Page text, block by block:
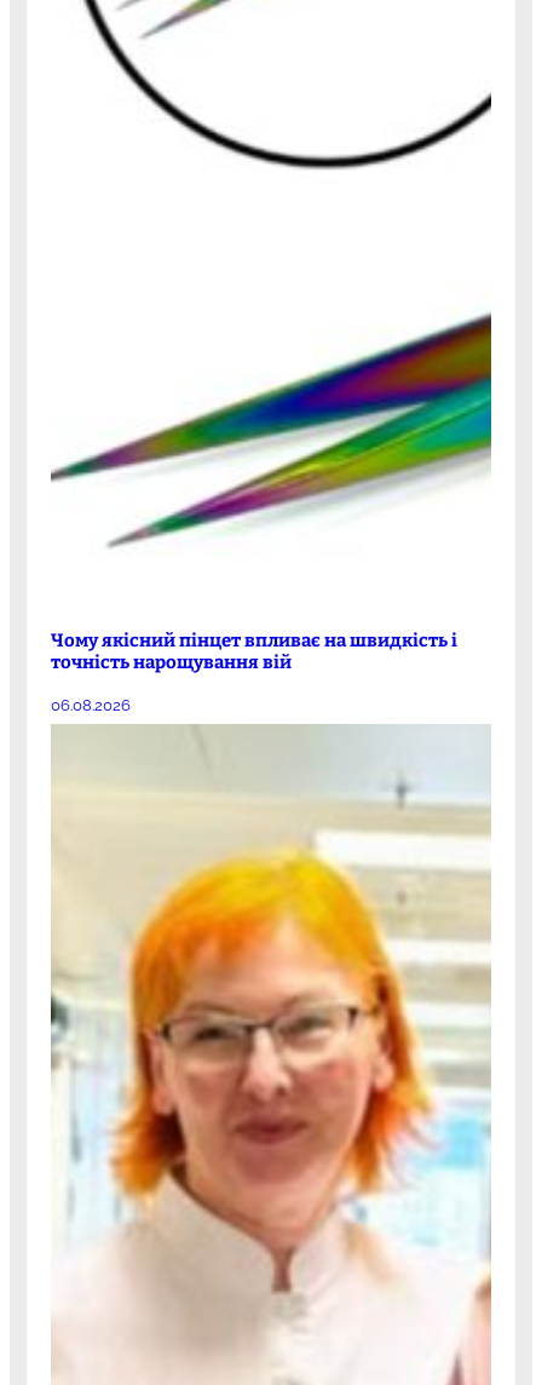
Чому якісний пінцет впливає на швидкість і
точність нарощування вій
06.08.2026